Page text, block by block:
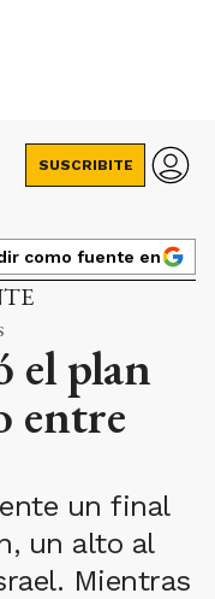
SUSCRIBITE
como fuente en
el plan
entre
un final
un alto al
Mientras